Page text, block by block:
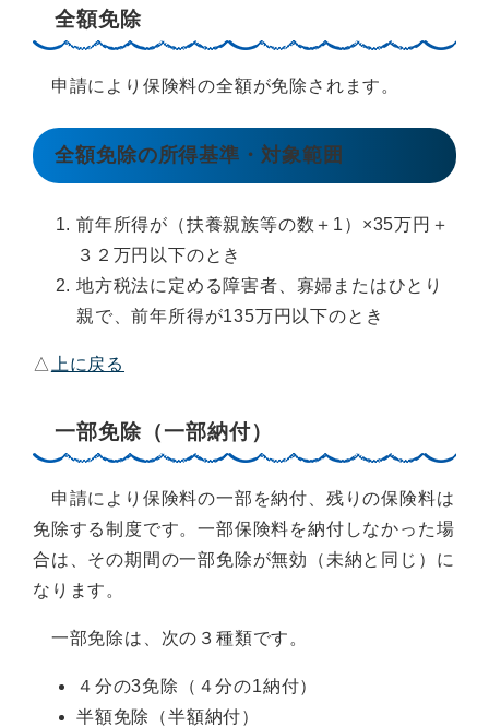
全額免除
申請により保険料の全額が免除されます。
全額免除の所得基準・対象範囲
前年所得が（扶養親族等の数＋1）×35万円＋
３２万円以下のとき
地方税法に定める障害者、寡婦またはひとり
親で、前年所得が135万円以下のとき
△ 上に戻る
一部免除（一部納付）
申請により保険料の一部を納付、残りの保険料は
免除する制度です。一部保険料を納付しなかった場
合は、その期間の一部免除が無効（未納と同じ）に
なります。
一部免除は、次の３種類です。
４分の3免除（４分の1納付）
半額免除（半額納付）